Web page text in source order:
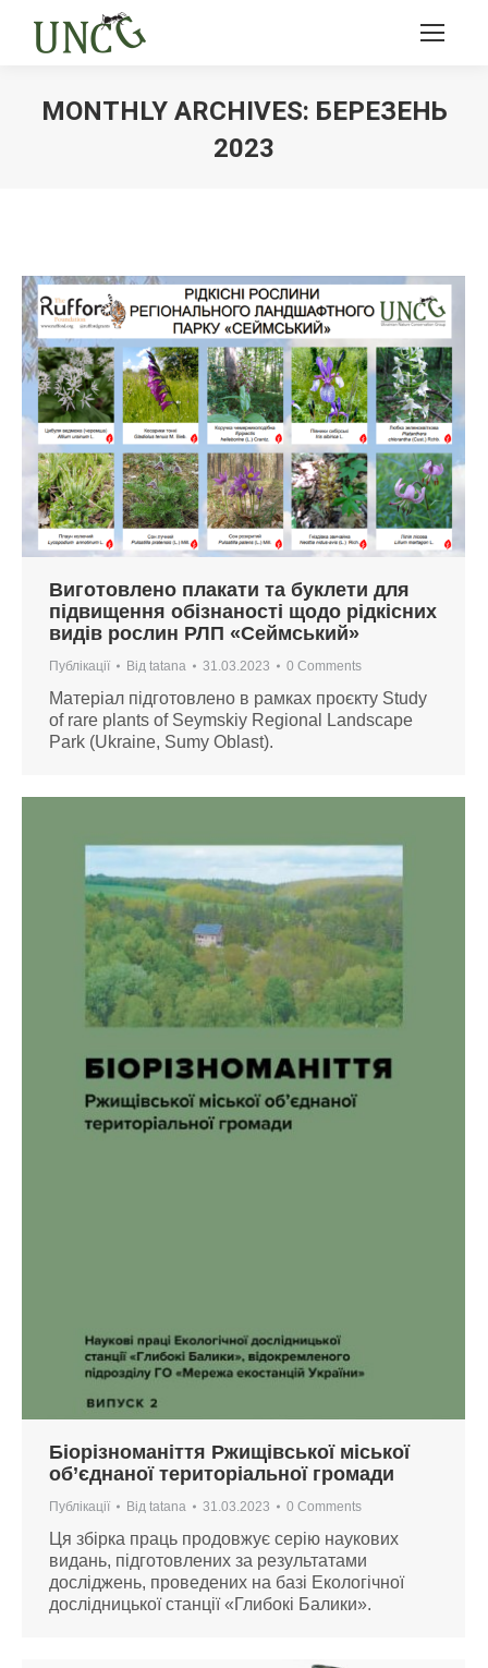
MONTHLY ARCHIVES: БЕРЕЗЕНЬ
2023
Виготовлено плакати та буклети для
підвищення обізнаності щодо рідкісних
видів рослин РЛП «Сеймський»
Публікації Від tatana 31.03.2023 0 Comments
Матеріал підготовлено в рамках проєкту Study
of rare plants of Seymskiy Regional Landscape
Park (Ukraine, Sumy Oblast).
Біорізноманіття Ржищівської міської
об’єднаної територіальної громади
Публікації Від tatana 31.03.2023 0 Comments
Ця збірка праць продовжує серію наукових
видань, підготовлених за результатами
досліджень, проведених на базі Екологічної
дослідницької станції «Глибокі Балики».